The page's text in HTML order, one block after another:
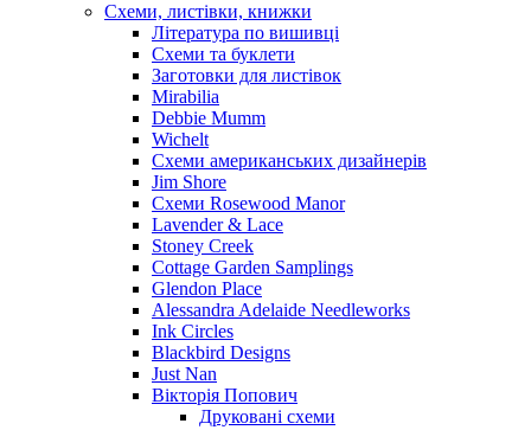
Схеми, листівки, книжки
Література по вишивці
Схеми та буклети
Заготовки для листівок
Mirabilia
Debbie Mumm
Wichelt
Схеми американських дизайнерів
Jim Shore
Cхеми Rosewood Manor
Lavender & Lace
Stoney Creek
Cottage Garden Samplings
Glendon Place
Alessandra Adelaide Needleworks
Ink Circles
Blackbird Designs
Just Nan
Вікторія Попович
Друковані схеми